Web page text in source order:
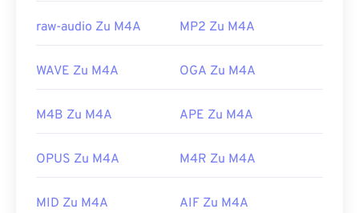
raw-audio Zu M4A MP2 Zu M4A
WAVE Zu M4A OGA Zu M4A
M4B Zu M4A APE Zu M4A
OPUS Zu M4A M4R Zu M4A
MID Zu M4A AIF Zu M4A